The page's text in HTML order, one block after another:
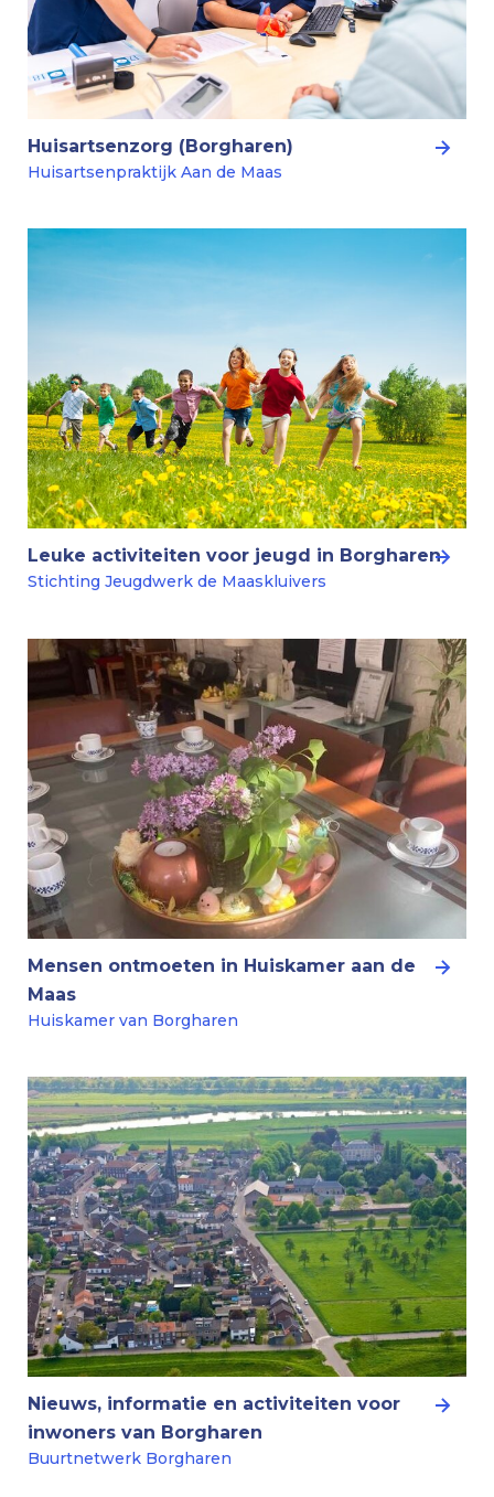
Huisartsenzorg (Borgharen)
Huisartsenpraktijk Aan de Maas
Leuke activiteiten voor jeugd in Borgharen
Stichting Jeugdwerk de Maaskluivers
Mensen ontmoeten in Huiskamer aan de
Maas
Huiskamer van Borgharen
Nieuws, informatie en activiteiten voor
inwoners van Borgharen
Buurtnetwerk Borgharen